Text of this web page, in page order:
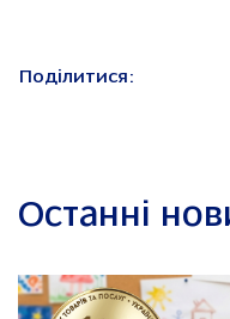
Поділитися:
Останні